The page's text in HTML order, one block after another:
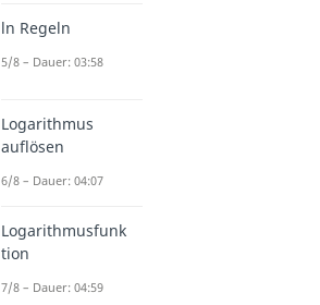
ln Regeln
5/8 – Dauer: 03:58
Logarithmus
auflösen
6/8 – Dauer: 04:07
Logarithmusfunk
tion
7/8 – Dauer: 04:59